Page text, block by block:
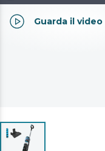
Guarda il video